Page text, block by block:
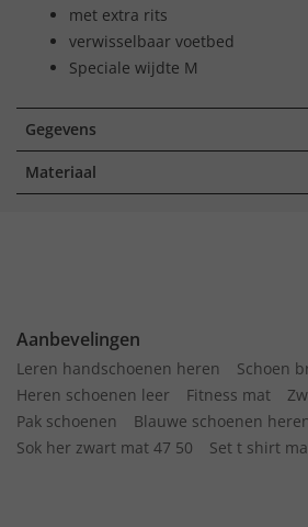
met extra rits
verwisselbaar voetbed
Speciale wijdte M
Gegevens
Materiaal
Aanbevelingen
Leren handschoenen heren
Schoen
Heren schoenen leer
Fitness mat
Pak schoenen
Blauwe schoenen
Sok her zwart mat 47 50
Set t shirt